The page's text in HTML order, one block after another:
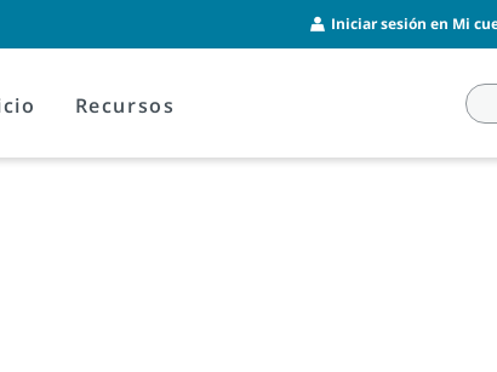
Iniciar sesión en Mi
Recursos